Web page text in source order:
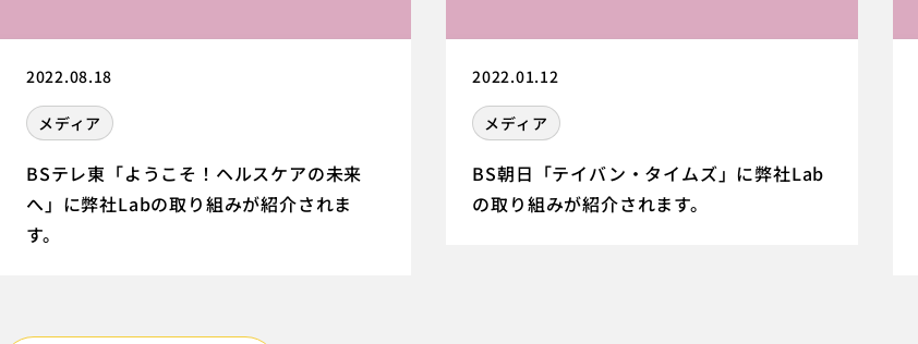
2022.08.18
メディア
BSテレ東「ようこそ！ヘルスケアの未来
へ」に弊社Labの取り組みが紹介されま
す。
2022.01.12
メディア
BS朝日「テイバン・タイムズ」に弊社Lab
の取り組みが紹介されます。